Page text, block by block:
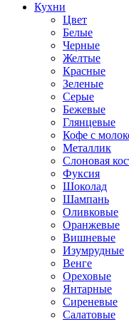
Кухни
Цвет
Белые
Черные
Желтые
Красные
Зеленые
Серые
Бежевые
Глянцевые
Кофе с
Металлик
Слоновая
Фуксия
Шоколад
Шампань
Оливковые
Оранжевые
Вишневые
Изумрудные
Венге
Ореховые
Янтарные
Сиреневые
Салатовые